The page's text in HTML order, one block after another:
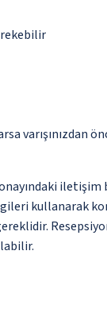
varışınızdan
kullanarak